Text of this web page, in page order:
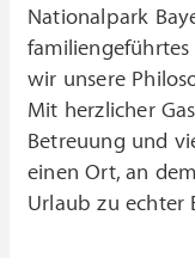
Nationalpark
wir unsere
Mit herzlicher
Betreuung und
einen Ort, an
Urlaub zu echter